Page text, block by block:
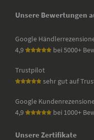
Unsere Bewertungen
Google
4,9
bei 5000+
Trustpilot
sehr gut auf
Google
4,9
bei 1000+
Unsere Zertifikate